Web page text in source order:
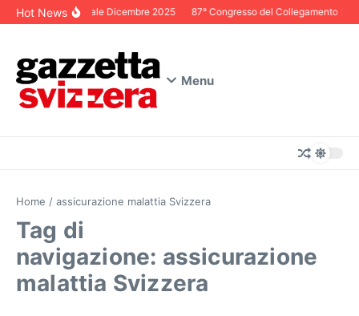
Salta al contenuto
Hot NewsEditoriale Dicembre 2025 87° Congresso del Collegamento
Menu
Home / assicurazione malattia Svizzera
Tag di
navigazione: assicurazione
malattia Svizzera